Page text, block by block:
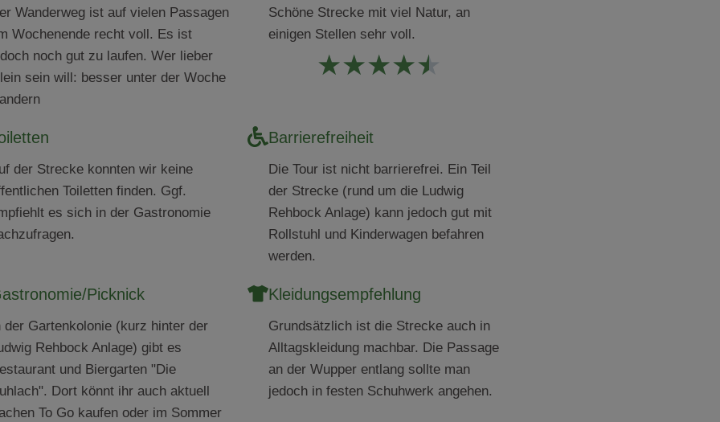
Wanderweg ist auf vielen Passagen
Wochenende recht voll. Es ist
noch gut zu laufen. Wer lieber
sein will: besser unter der Woche
Schöne Strecke mit viel Natur, an
einigen Stellen sehr voll.
★★★★★
der Strecke konnten wir keine
Toiletten finden. Ggf.
es sich in der Gastronomie
Barrierefreiheit
Die Tour ist nicht barrierefrei. Ein Teil
der Strecke (rund um die Ludwig
Rehbock Anlage) kann jedoch gut mit
Rollstuhl und Kinderwagen befahren
werden.
Picknick
der Gartenkolonie (kurz hinter der
Rehbock Anlage) gibt es
und Biergarten "Die
Dort könnt ihr auch aktuell
To Go kaufen oder im Sommer
Kleidungsempfehlung
Grundsätzlich ist die Strecke auch in
Alltagskleidung machbar. Die Passage
an der Wupper entlang sollte man
jedoch in festen Schuhwerk angehen.